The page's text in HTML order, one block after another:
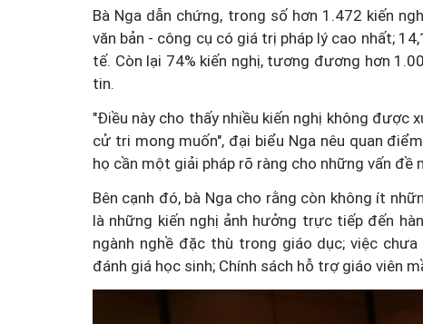
Bà Nga dẫn chứng, trong số hơn 1.472 kiến
văn bản - công cụ có giá trị pháp lý cao nhất;
tế. Còn lại 74% kiến nghị, tương đương hơn
tin.
"Điều này cho thấy nhiều kiến nghị không
cử tri mong muốn", đại biểu Nga nêu quan
họ cần một giải pháp rõ ràng cho những vấn đề
Bên cạnh đó, bà Nga cho rằng còn không ít
là những kiến nghị ảnh hưởng trực tiếp đến
ngành nghề đặc thù trong giáo dục; việc
đánh giá học sinh; Chính sách hỗ trợ giáo viên